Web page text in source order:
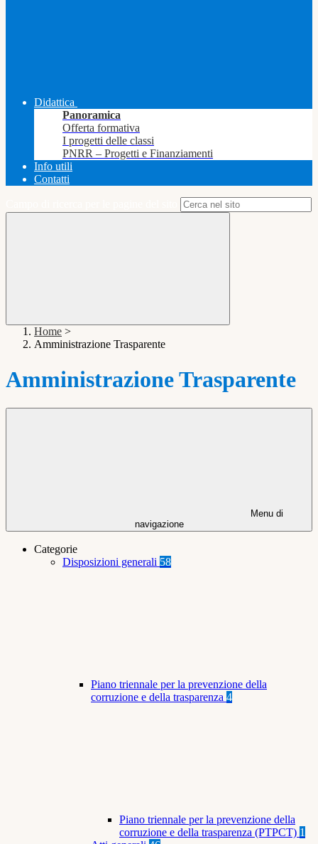
Didattica
Panoramica
Offerta formativa
I progetti delle classi
PNRR – Progetti e Finanziamenti
Info utili
Contatti
Home >
Amministrazione Trasparente
Amministrazione Trasparente
Menu di
navigazione
Categorie
Disposizioni generali 58
Piano triennale per la prevenzione della
corruzione e della trasparenza 4
Piano triennale per la prevenzione della
corruzione e della trasparenza (PTPCT) 1